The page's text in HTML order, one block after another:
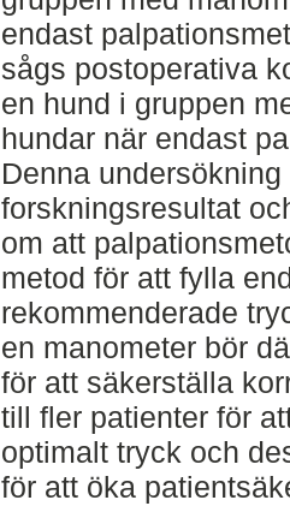
endast
sågs postoperativa
en hund i gruppen
hundar när endast
Denna
forskningsresultat
om att
metod för att fylla
rekommenderade
en manometer bör
för att säkerställa
till fler patienter för
optimalt tryck och
för att öka